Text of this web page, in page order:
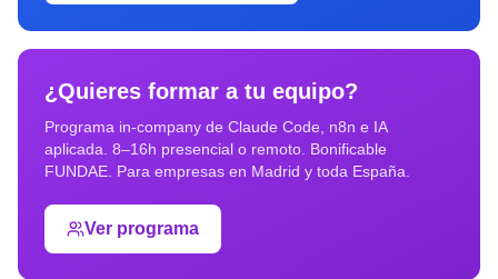
¿Quieres formar a tu equipo?
Programa in-company de Claude Code, n8n e IA
aplicada. 8–16h presencial o remoto. Bonificable
FUNDAE. Para empresas en Madrid y toda España.
Ver programa